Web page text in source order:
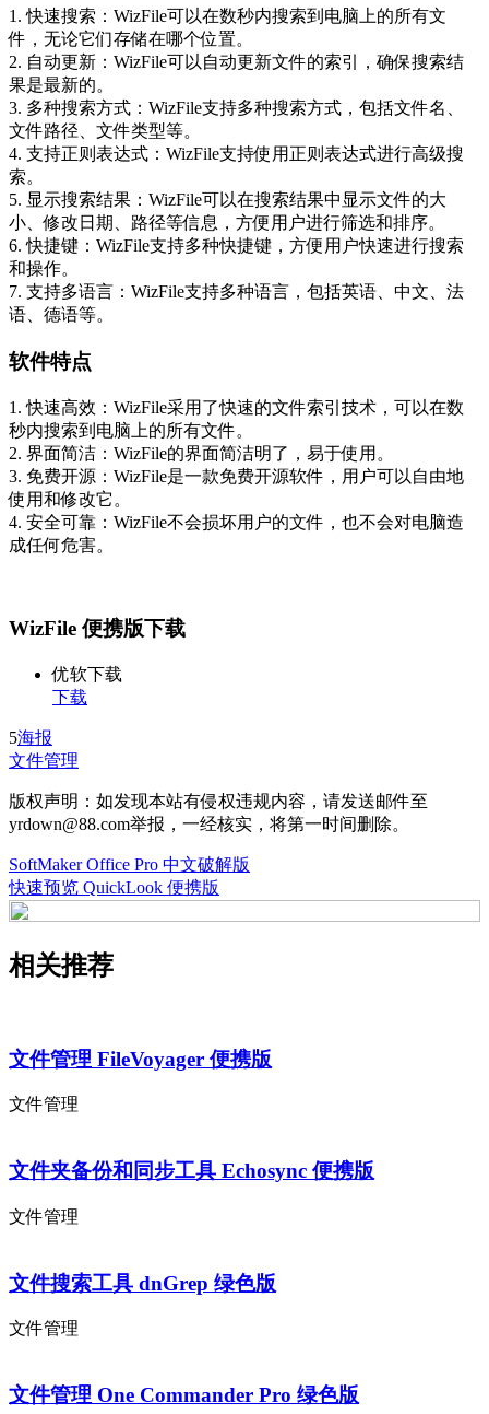
1. 快速搜索：WizFile可以在数秒内搜索到电脑上的所有文
件，无论它们存储在哪个位置。
2. 自动更新：WizFile可以自动更新文件的索引，确保搜索结
果是最新的。
3. 多种搜索方式：WizFile支持多种搜索方式，包括文件名、
文件路径、文件类型等。
4. 支持正则表达式：WizFile支持使用正则表达式进行高级搜
索。
5. 显示搜索结果：WizFile可以在搜索结果中显示文件的大
小、修改日期、路径等信息，方便用户进行筛选和排序。
6. 快捷键：WizFile支持多种快捷键，方便用户快速进行搜索
和操作。
7. 支持多语言：WizFile支持多种语言，包括英语、中文、法
语、德语等。
软件特点
1. 快速高效：WizFile采用了快速的文件索引技术，可以在数
秒内搜索到电脑上的所有文件。
2. 界面简洁：WizFile的界面简洁明了，易于使用。
3. 免费开源：WizFile是一款免费开源软件，用户可以自由地
使用和修改它。
4. 安全可靠：WizFile不会损坏用户的文件，也不会对电脑造
成任何危害。
WizFile 便携版下载
优软下载
下载
5海报
文件管理
版权声明：如发现本站有侵权违规内容，请发送邮件至
yrdown@88.com举报，一经核实，将第一时间删除。
SoftMaker Office Pro 中文破解版
快速预览 QuickLook 便携版
相关推荐
文件管理 FileVoyager 便携版
文件管理
文件夹备份和同步工具 Echosync 便携版
文件管理
文件搜索工具 dnGrep 绿色版
文件管理
文件管理 One Commander Pro 绿色版